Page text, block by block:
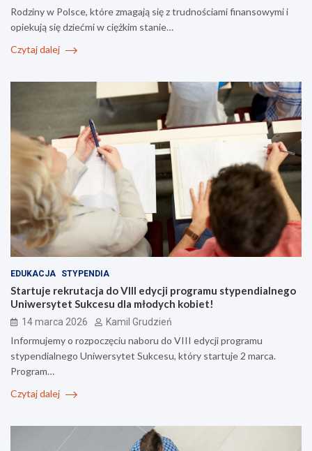
Rodziny w Polsce, które zmagają się z trudnościami finansowymi i
opiekują się dziećmi w ciężkim stanie…
Czytaj dalej
EDUKACJA STYPENDIA
Startuje rekrutacja do VIII edycji programu stypendialnego
Uniwersytet Sukcesu dla młodych kobiet!
14 marca 2026 Kamil Grudzień
Informujemy o rozpoczęciu naboru do VIII edycji programu
stypendialnego Uniwersytet Sukcesu, który startuje 2 marca.
Program…
Czytaj dalej